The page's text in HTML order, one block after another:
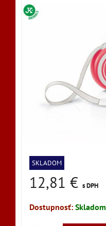
SKLADOM
12,81 € s DPH
Dostupnosť: Skladom